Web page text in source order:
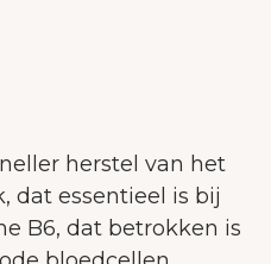
herstel van het
dat essentieel is bij
B6, dat betrokken is